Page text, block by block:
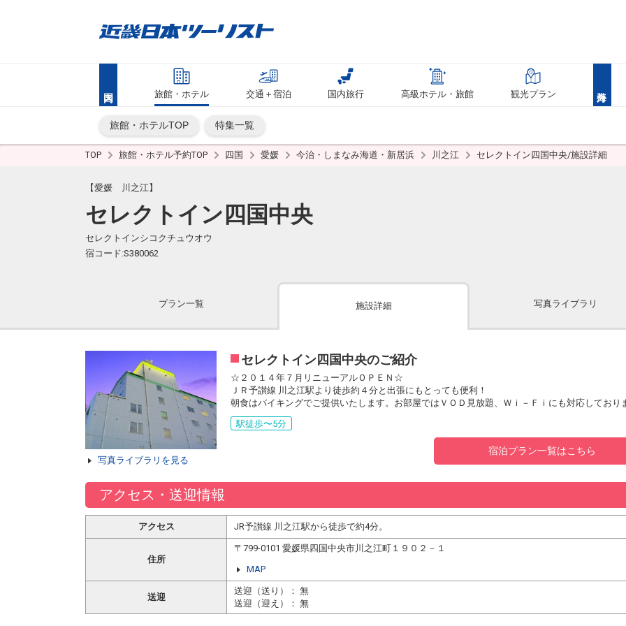
旅館・ホテル 交通＋宿泊 国内旅行 高級ホテル・旅館 観光プラン
旅館・ホテルTOP 特集一覧
TOP 旅館・ホテル予約TOP 四国 愛媛 今治・しまなみ海道・新居浜 川之江 セレクトイン四国中央/施設詳細
【愛媛 川之江】
セレクトイン四国中央
セレクトインシコクチュウオウ
宿コード:S380062
プラン一覧 施設詳細 写真ライブラリ
写真ライブラリを見る
セレクトイン四国中央のご紹介
☆２０１４年７月リニューアルＯＰＥＮ☆
ＪＲ予讃線 川之江駅より徒歩約４分と出張にもとっても便利！
朝食はバイキングでご提供いたします。お部屋ではＶＯＤ見放題、Ｗｉ－Ｆｉにも対応しており
駅徒歩〜5分
宿泊プラン一覧はこちら
アクセス・送迎情報
アクセス JR予讃線 川之江駅から徒歩で約4分。
住所
〒799-0101 愛媛県四国中央市川之江町１９０２－１
MAP
送迎
送迎（送り）： 無
送迎（迎え）： 無